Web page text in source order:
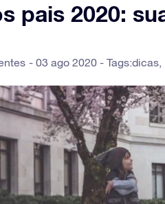
pais 2020:
03 ago 2020 - Tags:dicas,